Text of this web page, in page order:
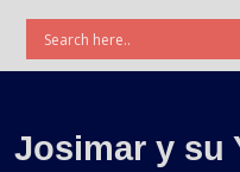
Josimar y su